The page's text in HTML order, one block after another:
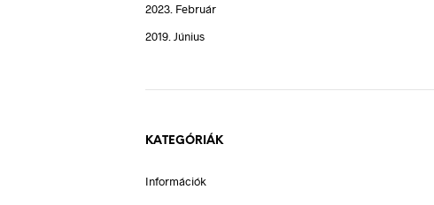
2023. Február
2019. Június
KATEGÓRIÁK
Információk